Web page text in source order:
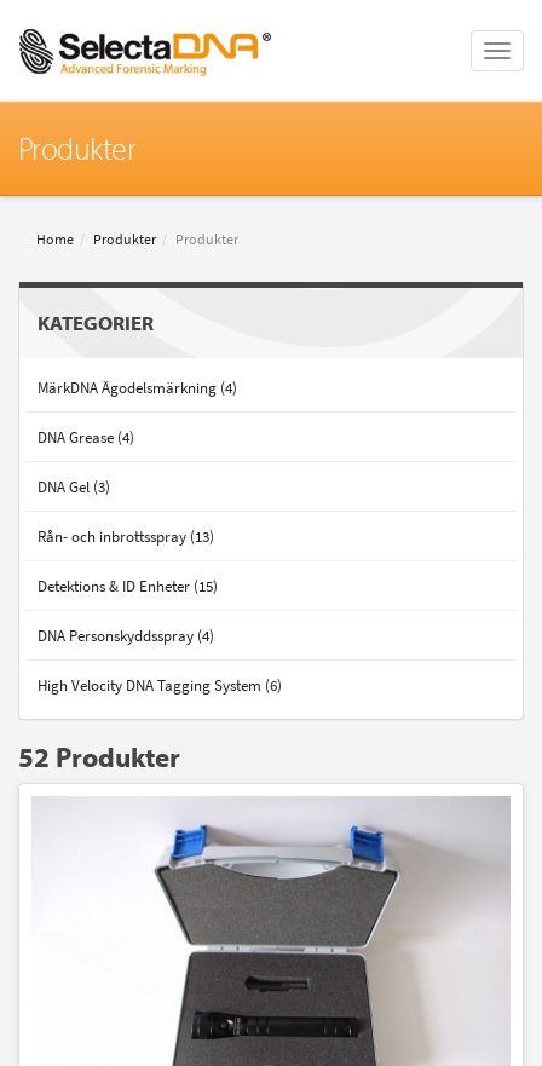
Toggle
Produkter
Home Produkter Produkter
KATEGORIER
MärkDNA Ägodelsmärkning (4)
DNA Grease (4)
DNA Gel (3)
Rån- och inbrottsspray (13)
Detektions & ID Enheter (15)
DNA Personskyddsspray (4)
High Velocity DNA Tagging System (6)
52 Produkter